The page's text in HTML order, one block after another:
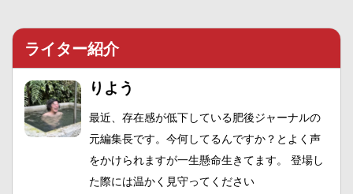
ライター紹介
りよう
最近、存在感が低下している肥後ジャーナルの
元編集長です。今何してるんですか？とよく声
をかけられますが一生懸命生きてます。 登場し
た際には温かく見守ってください